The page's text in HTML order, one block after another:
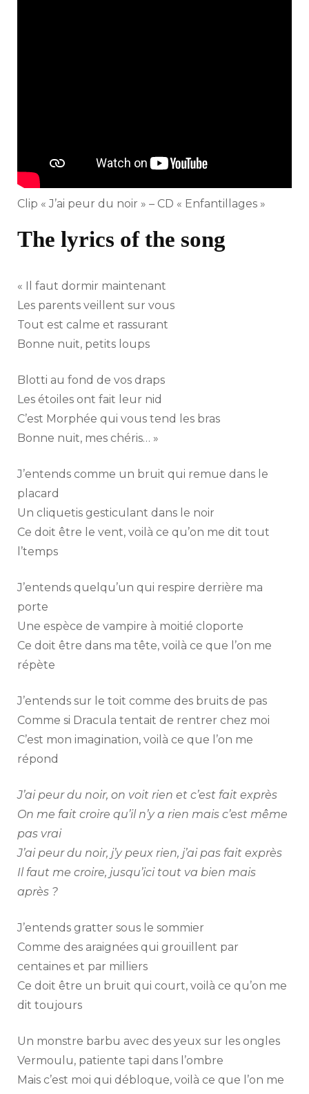
Clip « J’ai peur du noir » – CD « Enfantillages »
The lyrics of the song
« Il faut dormir maintenant
Les parents veillent sur vous
Tout est calme et rassurant
Bonne nuit, petits loups
Blotti au fond de vos draps
Les étoiles ont fait leur nid
C’est Morphée qui vous tend les bras
Bonne nuit, mes chéris… »
J’entends comme un bruit qui remue dans le
placard
Un cliquetis gesticulant dans le noir
Ce doit être le vent, voilà ce qu’on me dit tout
l’temps
J’entends quelqu’un qui respire derrière ma
porte
Une espèce de vampire à moitié cloporte
Ce doit être dans ma tête, voilà ce que l’on me
répète
J’entends sur le toit comme des bruits de pas
Comme si Dracula tentait de rentrer chez moi
C’est mon imagination, voilà ce que l’on me
répond
J’ai peur du noir, on voit rien et c’est fait exprès
On me fait croire qu’il n’y a rien mais c’est même
pas vrai
J’ai peur du noir, j’y peux rien, j’ai pas fait exprès
Il faut me croire, jusqu’ici tout va bien mais
après ?
J’entends gratter sous le sommier
Comme des araignées qui grouillent par
centaines et par milliers
Ce doit être un bruit qui court, voilà ce qu’on me
dit toujours
Un monstre barbu avec des yeux sur les ongles
Vermoulu, patiente tapi dans l’ombre
Mais c’est moi qui débloque, voilà ce que l’on me